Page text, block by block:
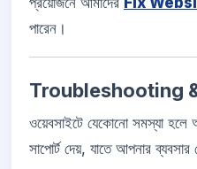
পারেন।
Troubleshooting
ওয়েবসাইটে যেকোনো সমস্যা হলে
সাপোর্ট দেয়, যাতে আপনার